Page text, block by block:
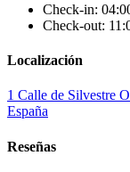
Check-in:
Check-out:
Localización
1 Calle de Silvestre
España
Reseñas